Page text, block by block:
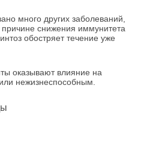
много других заболеваний,
снижения иммунитета
обостряет течение уже
оказывают влияние на
нежизнеспособным.